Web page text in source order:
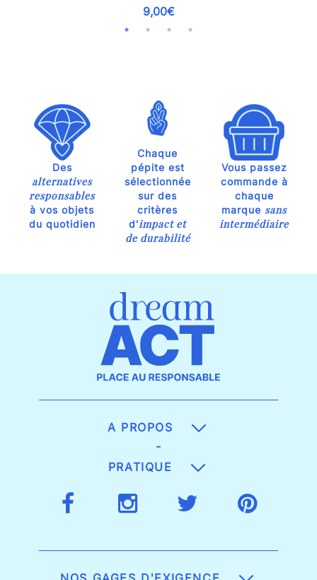
9,00€
Des
alternatives
responsables
à vos objets
du quotidien
Chaque
pépite est
sélectionnée
sur des
critères
d'impact et
de durabilité
Vous passez
commande à
chaque
marque sans
intermédiaire
A PROPOS
-
PRATIQUE